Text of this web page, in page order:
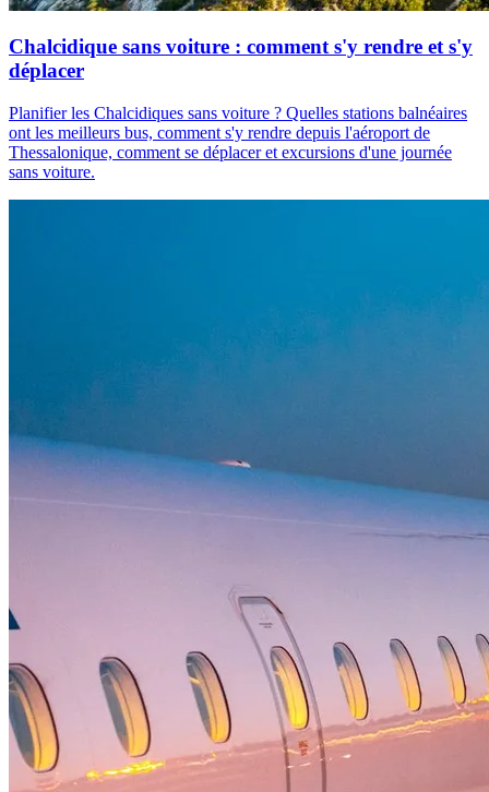
Chalcidique sans voiture : comment s'y rendre et s'y
déplacer
Planifier les Chalcidiques sans voiture ? Quelles stations balnéaires
ont les meilleurs bus, comment s'y rendre depuis l'aéroport de
Thessalonique, comment se déplacer et excursions d'une journée
sans voiture.